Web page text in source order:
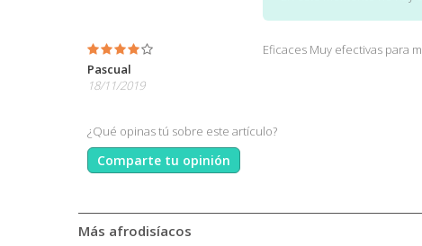
Pascual
18/11/2019
Eficaces Muy efectivas para
¿Qué opinas tú sobre este artículo?
Comparte tu opinión
Más afrodisíacos